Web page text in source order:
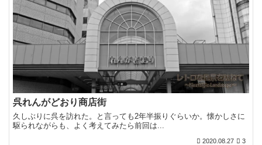
呉れんがどおり商店街
久しぶりに呉を訪れた。と言っても2年半振りぐらいか。懐かしさに
駆られながらも、よく考えてみたら前回は...
2020.08.27 3